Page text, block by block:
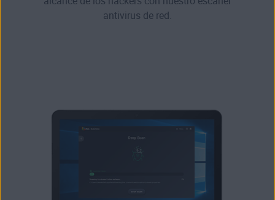
antivirus de red.